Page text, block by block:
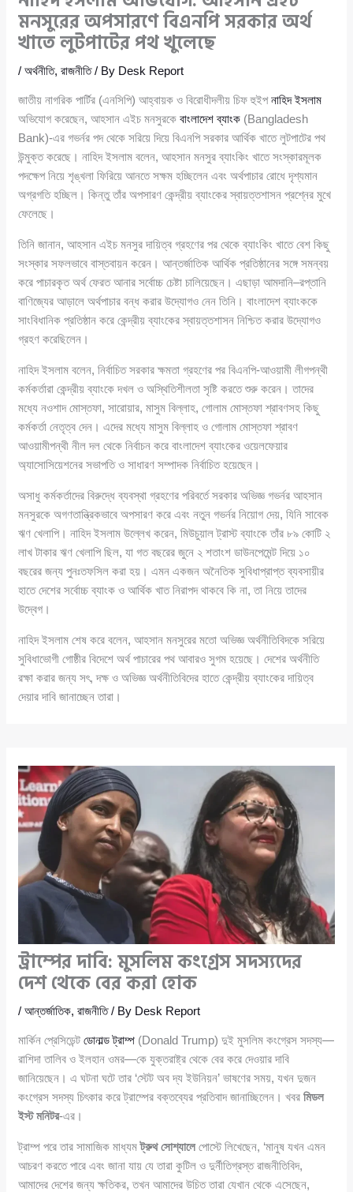
মনসুরের অপসারণে বিএনপি সরকার অর্থ
খাতে লুটপাটের পথ খুলেছে
/অর্থনীতি,রাজনীতি/ By Desk Report
জাতীয় নাগরিক পার্টির (এনসিপি) আহ্বায়ক ও বিরোধীদলীয় চিফ হুইপনাহিদ ইসলাম
অভিযোগ করেছেন, আহসান এইচ মনসুরকেবাংলাদেশ ব্যাংক (Bangladesh
Bank)-এর গভর্নর পদ থেকে সরিয়ে দিয়ে বিএনপি সরকার আর্থিক খাতে লুটপাটের পথ
উন্মুক্ত করেছে। নাহিদ ইসলাম বলেন, আহসান মনসুর ব্যাংকিং খাতে সংস্কারমূলক
পদক্ষেপ নিয়ে শৃঙ্খলা ফিরিয়ে আনতে সক্ষম হচ্ছিলেন এবং অর্থপাচার রোধে দৃশ্যমান
অগ্রগতি হচ্ছিল। কিন্তু তাঁর অপসারণ কেন্দ্রীয় ব্যাংকের স্বায়ত্তশাসন প্রশ্নের মুখে
ফেলেছে।
তিনি জানান, আহসান এইচ মনসুর দায়িত্ব গ্রহণের পর থেকে ব্যাংকিং খাতে বেশ কিছু
সংস্কার সফলভাবে বাস্তবায়ন করেন। আন্তর্জাতিক আর্থিক প্রতিষ্ঠানের সঙ্গে সমন্বয়
করে পাচারকৃত অর্থ ফেরত আনার সর্বোচ্চ চেষ্টা চালিয়েছেন। এছাড়া আমদানি–রপ্তানি
বাণিজ্যের আড়ালে অর্থপাচার বন্ধ করার উদ্যোগও নেন তিনি। বাংলাদেশ ব্যাংককে
সাংবিধানিক প্রতিষ্ঠান করে কেন্দ্রীয় ব্যাংকের স্বায়ত্তশাসন নিশ্চিত করার উদ্যোগও
গ্রহণ করেছিলেন।
নাহিদ ইসলাম বলেন, নির্বাচিত সরকার ক্ষমতা গ্রহণের পর বিএনপি-আওয়ামী লীগপন্থী
কর্মকর্তারা কেন্দ্রীয় ব্যাংকে দখল ও অস্থিতিশীলতা সৃষ্টি করতে শুরু করেন। তাদের
মধ্যে নওশাদ মোস্তফা, সারোয়ার, মাসুম বিল্লাহ, গোলাম মোস্তফা শ্রাবণসহ কিছু
কর্মকর্তা নেতৃত্ব দেন। এদের মধ্যে মাসুম বিল্লাহ ও গোলাম মোস্তফা শ্রাবণ
আওয়ামীপন্থী নীল দল থেকে নির্বাচন করে বাংলাদেশ ব্যাংকের ওয়েলফেয়ার
অ্যাসোসিয়েশনের সভাপতি ও সাধারণ সম্পাদক নির্বাচিত হয়েছেন।
অসাধু কর্মকর্তাদের বিরুদ্ধে ব্যবস্থা গ্রহণের পরিবর্তে সরকার অভিজ্ঞ গভর্নর আহসান
মনসুরকে অগণতান্ত্রিকভাবে অপসারণ করে এবং নতুন গভর্নর নিয়োগ দেয়, যিনি সাবেক
ঋণ খেলাপি। নাহিদ ইসলাম উল্লেখ করেন, মিউচুয়াল ট্রাস্ট ব্যাংকে তাঁর ৮৯ কোটি ২
লাখ টাকার ঋণ খেলাপি ছিল, যা গত বছরের জুনে ২ শতাংশ ডাউনপেমেন্ট দিয়ে ১০
বছরের জন্য পুনঃতফসিল করা হয়। এমন একজন অনৈতিক সুবিধাপ্রাপ্ত ব্যবসায়ীর
হাতে দেশের সর্বোচ্চ ব্যাংক ও আর্থিক খাত নিরাপদ থাকবে কি না, তা নিয়ে তাদের
উদ্বেগ।
নাহিদ ইসলাম শেষ করে বলেন, আহসান মনসুরের মতো অভিজ্ঞ অর্থনীতিবিদকে সরিয়ে
সুবিধাভোগী গোষ্ঠীর বিদেশে অর্থ পাচারের পথ আবারও সুগম হয়েছে। দেশের অর্থনীতি
রক্ষা করার জন্য সৎ, দক্ষ ও অভিজ্ঞ অর্থনীতিবিদের হাতে কেন্দ্রীয় ব্যাংকের দায়িত্ব
দেয়ার দাবি জানাচ্ছেন তারা।
ট্রাম্পের দাবি: মুসলিম কংগ্রেস সদস্যদের
দেশ থেকে বের করা হোক
/আন্তর্জাতিক,রাজনীতি/ By Desk Report
মার্কিন প্রেসিডেন্টডোনাল্ড ট্রাম্প (Donald Trump) দুই মুসলিম কংগ্রেস সদস্য—
রাশিদা তালিব ও ইলহান ওমর—কে যুক্তরাষ্ট্র থেকে বের করে দেওয়ার দাবি
জানিয়েছেন। এ ঘটনা ঘটে তার ‘স্টেট অব দ্য ইউনিয়ন’ ভাষণের সময়, যখন দুজন
কংগ্রেস সদস্য চিৎকার করে ট্রাম্পের বক্তব্যের প্রতিবাদ জানাচ্ছিলেন। খবরমিডল
ইস্ট মনিটর-এর।
ট্রাম্প পরে তার সামাজিক মাধ্যমট্রুথ সোশ্যালেপোস্টে লিখেছেন, ‘মানুষ যখন এমন
আচরণ করতে পারে এবং জানা যায় যে তারা কুটিল ও দুর্নীতিগ্রস্ত রাজনীতিবিদ,
আমাদের দেশের জন্য ক্ষতিকর, তখন আমাদের উচিত তারা যেখান থেকে এসেছেন,